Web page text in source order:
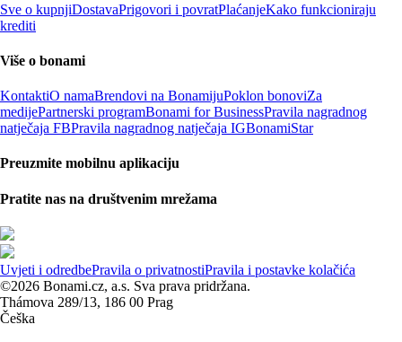
Sve o kupnjiDostavaPrigovori i povratPlaćanjeKako funkcioniraju
krediti
Više o bonami
KontaktiO namaBrendovi na BonamijuPoklon bonoviZa
medijePartnerski programBonami for BusinessPravila nagradnog
natječaja FBPravila nagradnog natječaja IGBonamiStar
Preuzmite mobilnu aplikaciju
Pratite nas na društvenim mrežama
Uvjeti i odredbePravila o privatnostiPravila i postavke kolačića
©2026 Bonami.cz, a.s. Sva prava pridržana.
Thámova 289/13, 186 00 Prag
Češka